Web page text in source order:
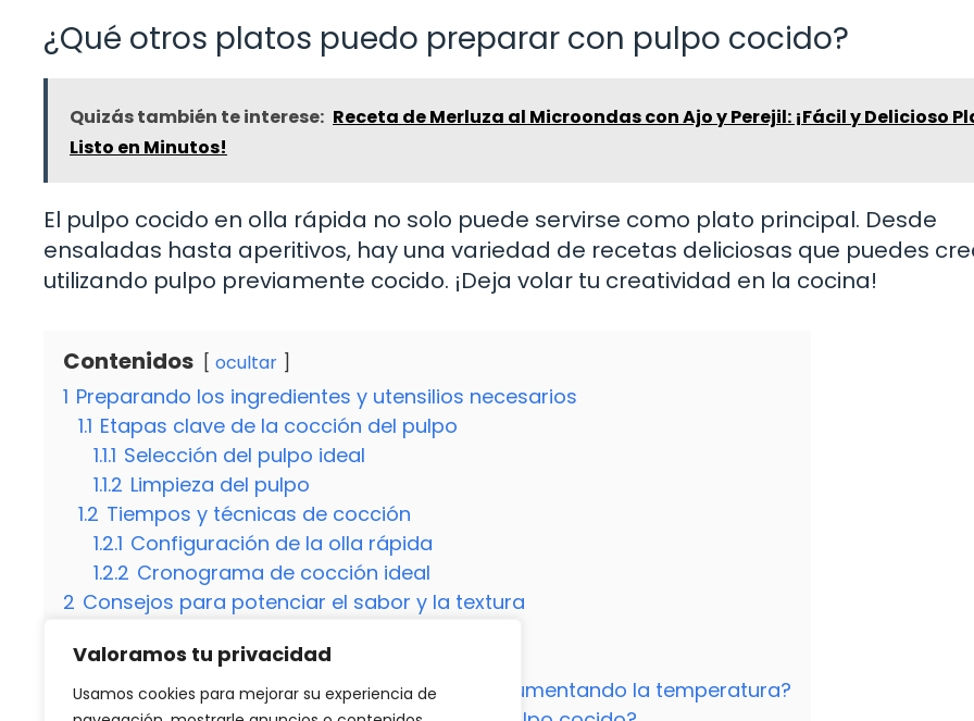
Valoramos tu privacidad
Usamos cookies para mejorar su experiencia de
¿Qué otros platos puedo preparar con pulpo cocido?
Quizás también te interese: Receta de Merluza al Microondas con Ajo y Perejil: ¡Fácil y Delicioso
Listo en Minutos!
El pulpo cocido en olla rápida no solo puede servirse como plato principal. Desde
ensaladas hasta aperitivos, hay una variedad de recetas deliciosas que puedes
utilizando pulpo previamente cocido. ¡Deja volar tu creatividad en la cocina!
Contenidos ocultar
1 Preparando los ingredientes y utensilios necesarios
1.1 Etapas clave de la cocción del pulpo
1.1.1 Selección del pulpo ideal
1.1.2 Limpieza del pulpo
1.2 Tiempos y técnicas de cocción
1.2.1 Configuración de la olla rápida
1.2.2 Cronograma de cocción ideal
2 Consejos para potenciar el sabor y la textura
2.2 Presentación y acompañamientos
2.3 ¿Puedo acelerar el proceso de cocción aumentando la temperatura?